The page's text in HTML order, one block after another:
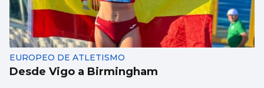
EUROPEO DE ATLETISMO
Desde Vigo a Birmingham